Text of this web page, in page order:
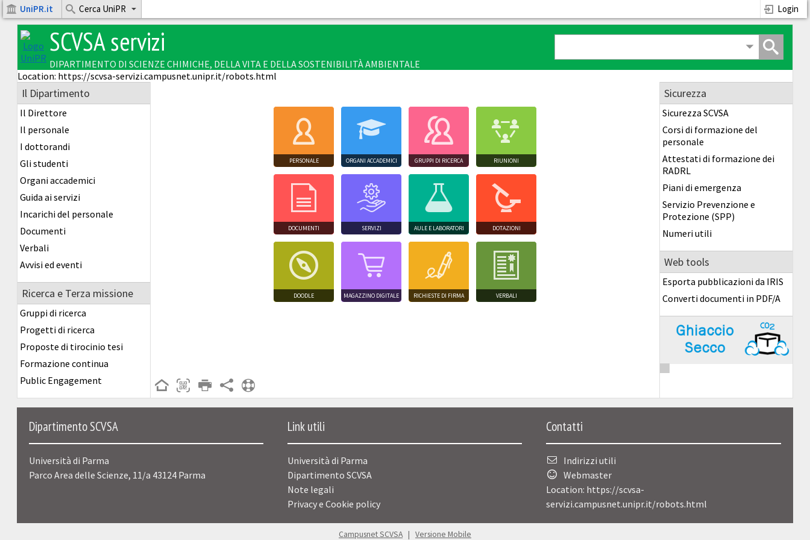
UniPR.it Cerca UniPR Login
SCVSA servizi
DIPARTIMENTO DI SCIENZE CHIMICHE, DELLA VITA E DELLA SOSTENIBILITÀ AMBIENTALE
Location: https://scvsa-servizi.campusnet.unipr.it/robots.html
Il Dipartimento
Il Direttore
Il personale
I dottorandi
Gli studenti
Organi accademici
Guida ai servizi
Incarichi del personale
Documenti
Verbali
Avvisi ed eventi
Ricerca e Terza missione
Gruppi di ricerca
Progetti di ricerca
Proposte di tirocinio tesi
Formazione continua
Public Engagement
PERSONALE ORGANI ACCADEMICI GRUPPI DI RICERCA RIUNIONI
DOCUMENTI SERVIZI AULE E LABORATORI DOTAZIONI
DOODLE MAGAZZINO DIGITALE RICHIESTE DI FIRMA VERBALI
Sicurezza
Sicurezza SCVSA
Corsi di formazione del
personale
Attestati di formazione dei
RADRL
Piani di emergenza
Servizio Prevenzione e
Protezione (SPP)
Numeri utili
Web tools
Esporta pubblicazioni da IRIS
Converti documenti in PDF/A
Dipartimento SCVSA
Università di Parma
Parco Area delle Scienze, 11/a 43124 Parma
Link utili
Università di Parma
Dipartimento SCVSA
Note legali
Privacy e Cookie policy
Contatti
Indirizzi utili
Webmaster
Location: https://scvsa-
servizi.campusnet.unipr.it/robots.html
Campusnet SCVSA| Versione Mobile